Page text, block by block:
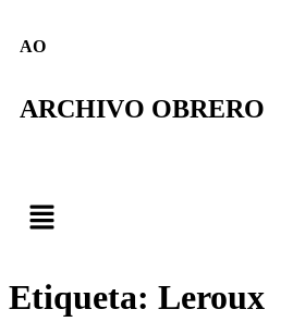
AO
ARCHIVO OBRERO
Etiqueta: Leroux